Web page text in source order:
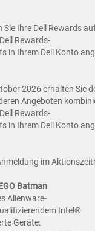
Ihre Dell Rewards
Rewards-
in Ihrem Dell Konto
2026 erhalten Sie
Angeboten
Rewards-
in Ihrem Dell Konto
im
Batman
Alienware-
Intel®
Geräte: